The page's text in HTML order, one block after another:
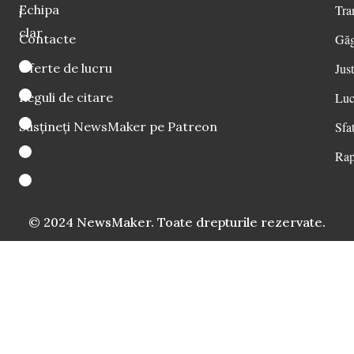
i
clar
Echipa
Contacte
Oferte de lucru
Reguli de citare
Susțineți NewsMaker pe Patreon
© 2024 NewsMaker. Toate drepturile rezervate.